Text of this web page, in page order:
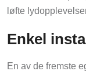
løfte
Enkel
En av de fremste